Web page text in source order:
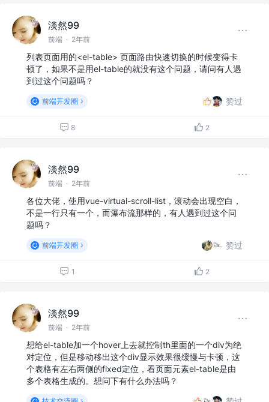
淡然99
前端 · 2年前
列表页面用的<el-table> 页面路由快速切换的时候变得卡
顿了，如果不是用el-table的就没有这个问题，请问有人遇
到过这个问题吗？
前端开发圈 赞过
8 2
淡然99
前端 · 2年前
各位大佬，使用vue-virtual-scroll-list，滚动会出现空白，
不是一行只有一个，而瀑布流那样的，有人遇到过这个问
题吗？
前端开发圈 赞过
1 2
淡然99
前端 · 2年前
想给el-table加一个hover上去就控制th里面的一个div为绝
对定位，但是移动移出这个div显示效果很缓慢与卡顿，这
个表格有左右两侧的fixed定位，看页面元素el-table是由
多个表格生成的。想问下有什么办法吗？